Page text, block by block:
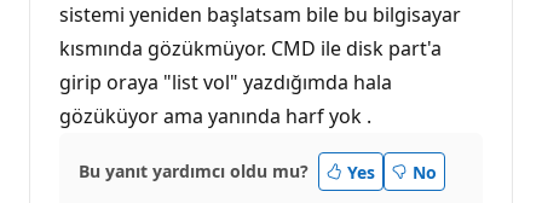
sistemi yeniden başlatsam bile bu bilgisayar
kısmında gözükmüyor. CMD ile disk part'a
girip oraya "list vol" yazdığımda hala
gözüküyor ama yanında harf yok .
Bu yanıt yardımcı oldu mu? Yes No